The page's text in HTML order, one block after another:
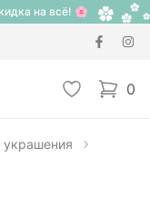
на всё! 🌸
Избранное
0
items
украшения